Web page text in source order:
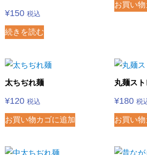
¥150 税込
続きを読む
お買い
太ちぢれ麺
¥120 税込
お買い物カゴに追加
丸麺ス
¥180 税
お買い